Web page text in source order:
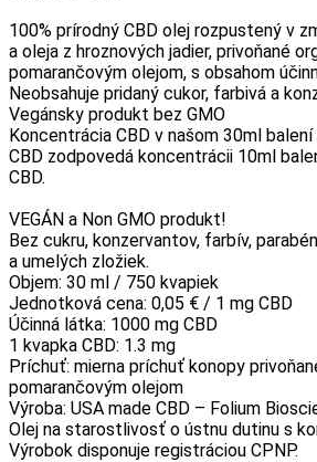
100% prírodný CBD olej rozpustený v
a oleja z hroznových jadier, privoňané
pomarančovým olejom, s obsahom
Neobsahuje pridaný cukor, farbivá a
Vegánsky produkt bez GMO
Koncentrácia CBD v našom 30ml
CBD zodpovedá koncentrácii 10ml
CBD.
VEGÁN a Non GMO produkt!
Bez cukru, konzervantov, farbív,
a umelých zložiek.
Objem: 30 ml / 750 kvapiek
Jednotková cena: 0,05 € / 1 mg CBD
Účinná látka: 1000 mg CBD
1 kvapka CBD: 1.3 mg
Príchuť: mierna príchuť konopy
pomarančovým olejom
Výroba: USA made CBD – Folium
Olej na starostlivosť o ústnu dutinu s
Výrobok disponuje registráciou CPNP.